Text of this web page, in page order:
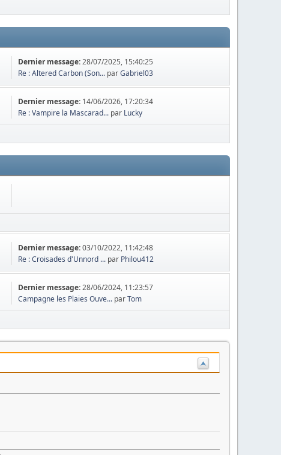
Dernier message:28/07/2025, 15:40:25
Re : Altered Carbon (Son... parGabriel03
Dernier message: 14/06/2026, 17:20:34
Re : Vampire la Mascarad... par Lucky
Dernier message:03/10/2022, 11:42:48
Re : Croisades d'Unnord ... par Philou412
Dernier message:28/06/2024, 11:23:57
Campagne les Plaies Ouve... parTom